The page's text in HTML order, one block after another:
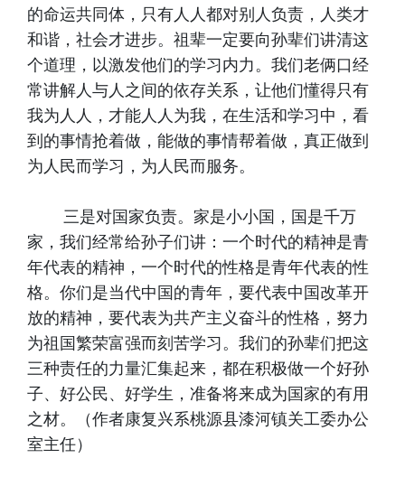
的命运共同体，只有人人都对别人负责，人类才
和谐，社会才进步。祖辈一定要向孙辈们讲清这
个道理，以激发他们的学习内力。我们老俩口经
常讲解人与人之间的依存关系，让他们懂得只有
我为人人，才能人人为我，在生活和学习中，看
到的事情抢着做，能做的事情帮着做，真正做到
为人民而学习，为人民而服务。
三是对国家负责。家是小小国，国是千万
家，我们经常给孙子们讲：一个时代的精神是青
年代表的精神，一个时代的性格是青年代表的性
格。你们是当代中国的青年，要代表中国改革开
放的精神，要代表为共产主义奋斗的性格，努力
为祖国繁荣富强而刻苦学习。我们的孙辈们把这
三种责任的力量汇集起来，都在积极做一个好孙
子、好公民、好学生，准备将来成为国家的有用
之材。（作者康复兴系桃源县漆河镇关工委办公
室主任）